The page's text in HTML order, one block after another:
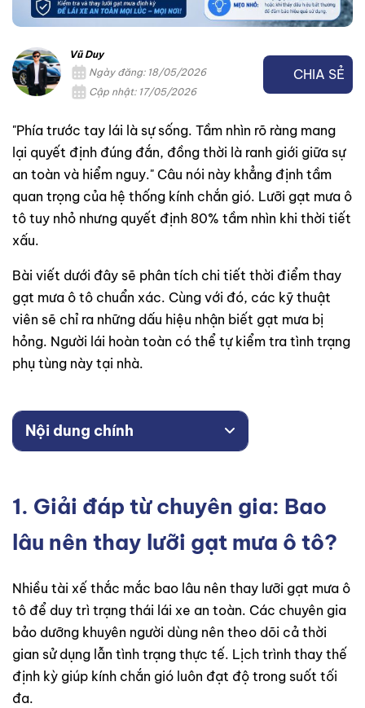
Vũ Duy
Ngày đăng: 18/05/2026
Cập nhật: 17/05/2026
CHIA SẺ
"Phía trước tay lái là sự sống. Tầm nhìn rõ ràng mang
lại quyết định đúng đắn, đồng thời là ranh giới giữa sự
an toàn và hiểm nguy." Câu nói này khẳng định tầm
quan trọng của hệ thống kính chắn gió. Lưỡi gạt mưa ô
tô tuy nhỏ nhưng quyết định 80% tầm nhìn khi thời tiết
xấu.
Bài viết dưới đây sẽ phân tích chi tiết thời điểm thay
gạt mưa ô tô chuẩn xác. Cùng với đó, các kỹ thuật
viên sẽ chỉ ra những dấu hiệu nhận biết gạt mưa bị
hỏng. Người lái hoàn toàn có thể tự kiểm tra tình trạng
phụ tùng này tại nhà.
Nội dung chính
1. Giải đáp từ chuyên gia: Bao
lâu nên thay lưỡi gạt mưa ô tô?
Nhiều tài xế thắc mắc bao lâu nên thay lưỡi gạt mưa ô
tô để duy trì trạng thái lái xe an toàn. Các chuyên gia
bảo dưỡng khuyên người dùng nên theo dõi cả thời
gian sử dụng lẫn tình trạng thực tế. Lịch trình thay thế
định kỳ giúp kính chắn gió luôn đạt độ trong suốt tối
đa.